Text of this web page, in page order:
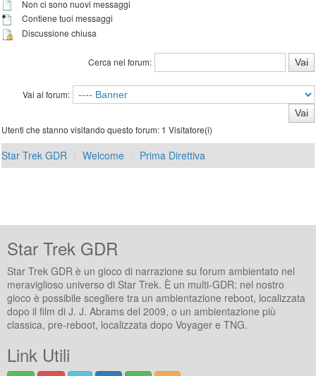
Non ci sono nuovi messaggi
Contiene tuoi messaggi
Discussione chiusa
Cerca nel forum:
Vai al forum:
Utenti che stanno visitando questo forum: 1 Visitatore(i)
Star Trek GDR Welcome Prima Direttiva
Star Trek GDR
Star Trek GDR è un gioco di narrazione su forum ambientato nel
meraviglioso universo di Star Trek. È un multi-GDR: nel nostro
gioco è possibile scegliere tra un ambientazione reboot, localizzata
dopo il film di J. J. Abrams del 2009, o un ambientazione più
classica, pre-reboot, localizzata dopo Voyager e TNG.
Link Utili